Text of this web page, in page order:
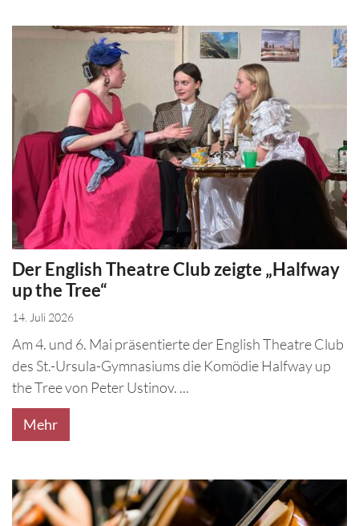
Der English Theatre Club zeigte „Halfway
up the Tree“
14. Juli 2026
Am 4. und 6. Mai präsentierte der English Theatre Club
des St.-Ursula-Gymnasiums die Komödie Halfway up
the Tree von Peter Ustinov. ...
Mehr